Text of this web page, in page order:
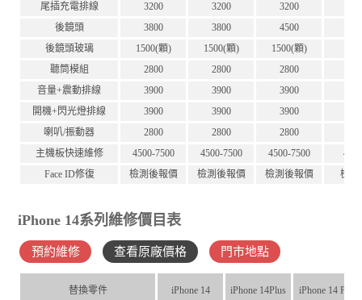
尾插充電排線
3200 3200 3200
後鏡頭
3800 3800 4500
後鏡頭玻璃
1500(顆) 1500(顆) 1500(顆)
聽筒模組
2800 2800 2800
音量+震動排線
3900 3900 3900
開機+閃光燈排線
3900 3900 3900
喇叭/振動器
2800 2800 2800
主機板快速維修
4500-7500 4500-7500 4500-7500
Face ID修復
檢測後報價 檢測後報價 檢測後報價 檢測
iPhone 14系列維修價目表
預約維修 查看原廠價格 門市地點
替換零件 iPhone 14 iPhone 14Plus iPhone 14 Pro